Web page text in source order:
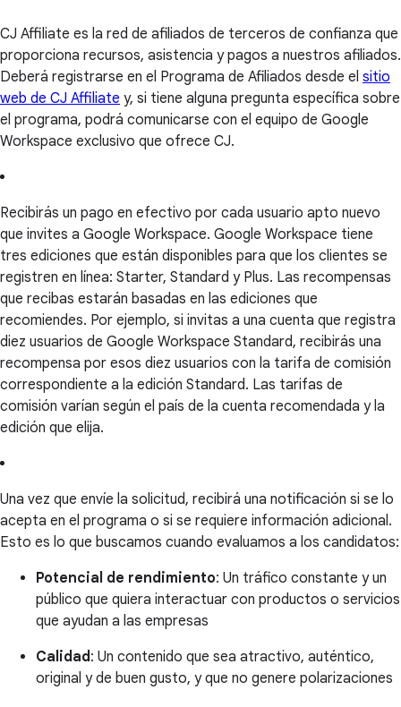
CJ Affiliate es la red de afiliados de terceros de confianza que
proporciona recursos, asistencia y pagos a nuestros afiliados.
Deberá registrarse en el Programa de Afiliados desde el sitio
web de CJ Affiliate y, si tiene alguna pregunta específica sobre
el programa, podrá comunicarse con el equipo de Google
Workspace exclusivo que ofrece CJ.
Recibirás un pago en efectivo por cada usuario apto nuevo
que invites a Google Workspace. Google Workspace tiene
tres ediciones que están disponibles para que los clientes se
registren en línea: Starter, Standard y Plus. Las recompensas
que recibas estarán basadas en las ediciones que
recomiendes. Por ejemplo, si invitas a una cuenta que registra
diez usuarios de Google Workspace Standard, recibirás una
recompensa por esos diez usuarios con la tarifa de comisión
correspondiente a la edición Standard. Las tarifas de
comisión varían según el país de la cuenta recomendada y la
edición que elija.
Una vez que envíe la solicitud, recibirá una notificación si se lo
acepta en el programa o si se requiere información adicional.
Esto es lo que buscamos cuando evaluamos a los candidatos:
Potencial de rendimiento: Un tráfico constante y un
público que quiera interactuar con productos o servicios
que ayudan a las empresas
Calidad: Un contenido que sea atractivo, auténtico,
original y de buen gusto, y que no genere polarizaciones